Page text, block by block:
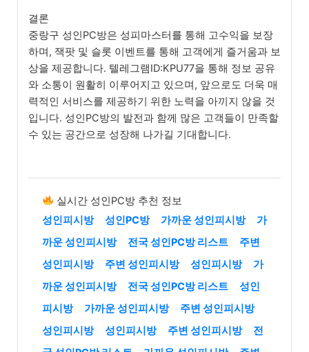
결론
중랑구 성인PC방은 성피마스터를 통해 고수익을 보장
하며, 잭팟 및 슬롯 이벤트를 통해 고객에게 즐거움과 보
상을 제공합니다. 텔레그램ID:KPU77을 통해 정보 공유
와 소통이 원활히 이루어지고 있으며, 앞으로도 더욱 매
력적인 서비스를 제공하기 위한 노력을 아끼지 않을 것
입니다. 성인PC방의 발전과 함께 많은 고객들이 만족할
수 있는 공간으로 성장해 나가길 기대합니다.
실시간 성인PC방 추천 정보
성인피시방
성인PC방 가까운 성인피시방
가
까운 성인피시방
전국 성인PC방 리스트
주변
성인피시방
주변 성인피시방 성인피시방
가
까운 성인피시방
전국 성인PC방 리스트
성인
피시방
가까운 성인피시방
주변 성인피시방
성인피시방
성인피시방 주변 성인피시방
전